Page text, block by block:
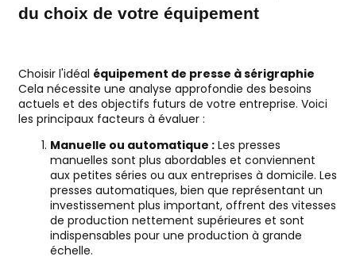
du choix de votre équipement
Choisir l'idéal équipement de presse à sérigraphie
Cela nécessite une analyse approfondie des besoins
actuels et des objectifs futurs de votre entreprise. Voici
les principaux facteurs à évaluer :
Manuelle ou automatique :Les presses
manuelles sont plus abordables et conviennent
aux petites séries ou aux entreprises à domicile. Les
presses automatiques, bien que représentant un
investissement plus important, offrent des vitesses
de production nettement supérieures et sont
indispensables pour une production à grande
échelle.